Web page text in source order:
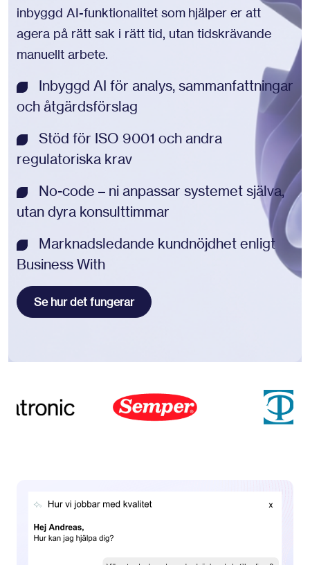
inbyggd AI-funktionalitet som hjälper er att
agera på rätt sak i rätt tid, utan tidskrävande
manuellt arbete.
Inbyggd AI för analys, sammanfattningar
och åtgärdsförslag
Stöd för ISO 9001 och andra
regulatoriska krav
No-code – ni anpassar systemet själva,
utan dyra konsulttimmar
Marknadsledande kundnöjdhet enligt
Business With
Se hur det fungerar